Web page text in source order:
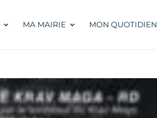
MA MAIRIE MON QUOTIDIEN